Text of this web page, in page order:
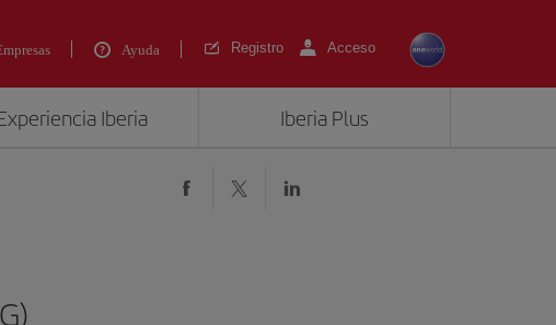
Ayuda Registro Acceso
Iberia Iberia Plus